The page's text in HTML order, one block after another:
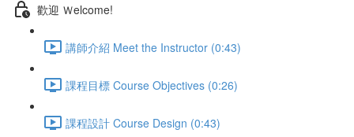
歡迎 Ｗelcome!
講師介紹 Meet the Instructor (0:43)
課程目標 Course Objectives (0:26)
課程設計 Course Design (0:43)